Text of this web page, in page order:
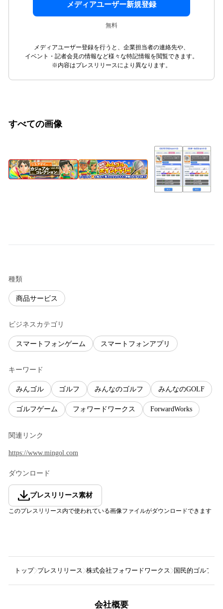
メディアユーザー新規登録
無料
メディアユーザー登録を行うと、企業担当者の連絡先や、
イベント・記者会見の情報など様々な特記情報を閲覧できます。
※内容はプレスリリースにより異なります。
すべての画像
種類
商品サービス
ビジネスカテゴリ
スマートフォンゲーム スマートフォンアプリ
キーワード
みんゴル ゴルフ みんなのゴルフ みんなのGOLF
ゴルフゲーム フォワードワークス ForwardWorks
関連リンク
https://www.mingol.com
ダウンロード
プレスリリース素材
このプレスリリース内で使われている画像ファイルがダウンロードできます
トップ プレスリリース 株式会社フォワードワークス 国民的ゴルフゲ
会社概要